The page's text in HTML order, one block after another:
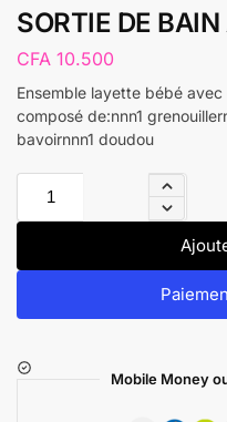
SORTIE DE
CFA 10.500
Ensemble layette bébé
composé de:nnn1
bavoirnnn1 doudou
Mobile Money